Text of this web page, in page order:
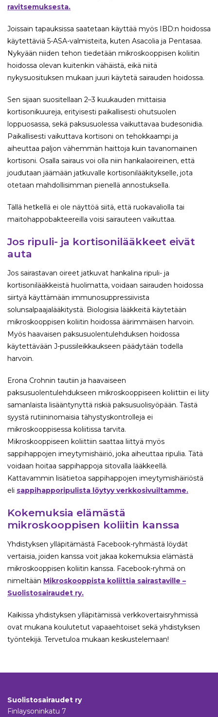
ravitsemuksesta.
Joissain tapauksissa saatetaan käyttää myös IBD:n hoidossa
käytettäviä 5-ASA-valmisteita, kuten Asacolia ja Pentasaa.
Nykyään niiden tehon tiedetään mikroskooppisen koliitin
hoidossa olevan kuitenkin vähäistä, eikä niitä
nykysuosituksen mukaan juuri käytetä sairauden hoidossa.
Sen sijaan suositellaan 2–3 kuukauden mittaisia
kortisonikuureja, erityisesti paikallisesti ohutsuolen
loppuosassa, sekä paksusuolessa vaikuttavaa budesonidia.
Paikallisesti vaikuttava kortisoni on tehokkaampi ja
aiheuttaa paljon vähemmän haittoja kuin tavanomainen
kortisoni. Osalla sairaus voi olla niin hankalaoireinen, että
joudutaan jäämään jatkuvalle kortisonilääkitykselle, jota
otetaan mahdollisimman pienellä annostuksella.
Tällä hetkellä ei ole näyttöä siitä, että ruokavaliolla tai
maitohappobakteereilla voisi sairauteen vaikuttaa.
Jos ripuli- ja kortisonilääkkeet eivät
auta
Jos sairastavan oireet jatkuvat hankalina ripuli- ja
kortisonilääkkeistä huolimatta, voidaan sairauden hoidossa
siirtyä käyttämään immunosuppressiivista
solunsalpaajalääkitystä. Biologisia lääkkeitä käytetään
mikroskooppisen koliitin hoidossa äärimmäisen harvoin.
Myös haavaisen paksusuolentulehduksen hoidossa
käytettävään J-pussileikkaukseen päädytään todella
harvoin.
Erona Crohnin tautiin ja haavaiseen
paksusuolentulehdukseen mikroskooppiseen koliittiin ei liity
samanlaista lisääntynyttä riskiä paksusuolisyöpään. Tästä
syystä rutiininomaisia tähystyskontrolleja ei
mikroskooppisessa koliitissa tarvita.
Mikroskooppiseen koliittiin saattaa liittyä myös
sappihappojen imeytymishäiriö, joka aiheuttaa ripulia. Tätä
voidaan hoitaa sappihappoja sitovalla lääkkeellä.
Kattavammin lisätietoa sappihappojen imeytymishäiriöstä
eli sappihapporipulista löytyy verkkosivuiltamme.
Kokemuksia elämästä
mikroskooppisen koliitin kanssa
Yhdistyksen ylläpitämästä Facebook-ryhmästä löydät
vertaisia, joiden kanssa voit jakaa kokemuksia elämästä
mikroskooppisen koliitin kanssa. Facebook-ryhmä on
nimeltään Mikroskooppista koliittia sairastaville –
Suolistosairaudet ry.
Kaikissa yhdistyksen ylläpitämissä verkkovertaisryhmissä
ovat mukana koulutetut vapaaehtoiset sekä yhdistyksen
työntekijä. Tervetuloa mukaan keskustelemaan!
Suolistosairaudet ry
Finlaysoninkatu 7